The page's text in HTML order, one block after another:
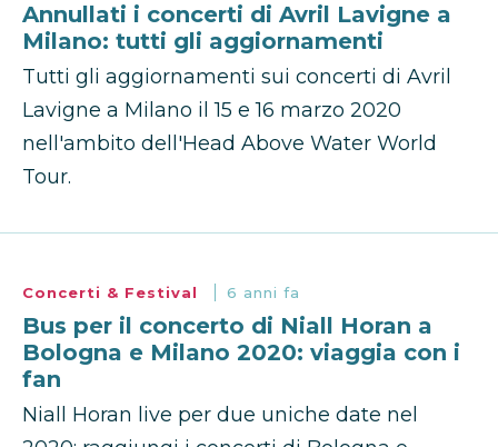
Annullati i concerti di Avril Lavigne a
Milano: tutti gli aggiornamenti
Tutti gli aggiornamenti sui concerti di Avril
Lavigne a Milano il 15 e 16 marzo 2020
nell'ambito dell'Head Above Water World
Tour.
Concerti & Festival 6 anni fa
Bus per il concerto di Niall Horan a
Bologna e Milano 2020: viaggia con i
fan
Niall Horan live per due uniche date nel